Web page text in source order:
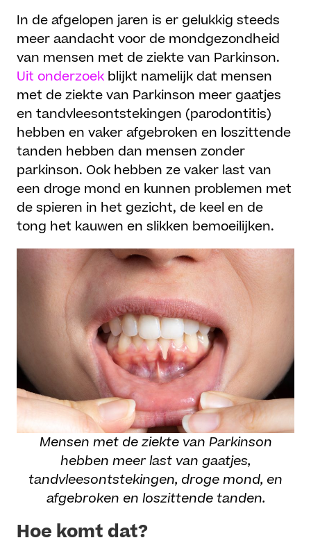
In de afgelopen jaren is er gelukkig steeds
meer aandacht voor de mondgezondheid
van mensen met de ziekte van Parkinson.
Uit onderzoek blijkt namelijk dat mensen
met de ziekte van Parkinson meer gaatjes
en tandvleesontstekingen (parodontitis)
hebben en vaker afgebroken en loszittende
tanden hebben dan mensen zonder
parkinson. Ook hebben ze vaker last van
een droge mond en kunnen problemen met
de spieren in het gezicht, de keel en de
tong het kauwen en slikken bemoeilijken.
Mensen met de ziekte van Parkinson
hebben meer last van gaatjes,
tandvleesontstekingen, droge mond, en
afgebroken en loszittende tanden.
Hoe komt dat?